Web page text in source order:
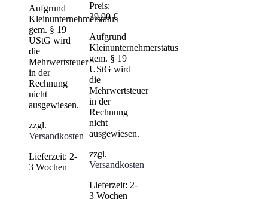
Aufgrund
Kleinunternehmerstatus
gem. § 19
UStG wird
die
Mehrwertsteuer
in der
Rechnung
nicht
ausgewiesen.
zzgl.
Versandkosten
Lieferzeit: 2-
3 Wochen
Preis:
39,90€
Aufgrund
Kleinunternehmerstatus
gem. § 19
UStG wird
die
Mehrwertsteuer
in der
Rechnung
nicht
ausgewiesen.
zzgl.
Versandkosten
Lieferzeit: 2-
3 Wochen